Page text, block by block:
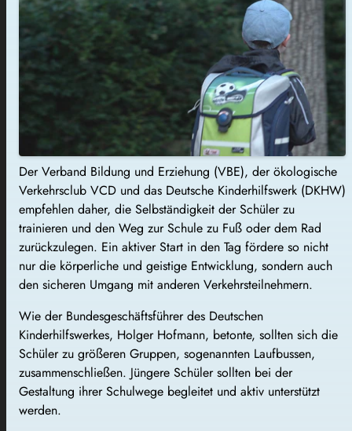
Der Verband Bildung und Erziehung (VBE), der ökologische
Verkehrsclub VCD und das Deutsche Kinderhilfswerk (DKHW)
empfehlen daher, die Selbständigkeit der Schüler zu
trainieren und den Weg zur Schule zu Fuß oder dem Rad
zurückzulegen. Ein aktiver Start in den Tag fördere so nicht
nur die körperliche und geistige Entwicklung, sondern auch
den sicheren Umgang mit anderen Verkehrsteilnehmern.
Wie der Bundesgeschäftsführer des Deutschen
Kinderhilfswerkes, Holger Hofmann, betonte, sollten sich die
Schüler zu größeren Gruppen, sogenannten Laufbussen,
zusammenschließen. Jüngere Schüler sollten bei der
Gestaltung ihrer Schulwege begleitet und aktiv unterstützt
werden.